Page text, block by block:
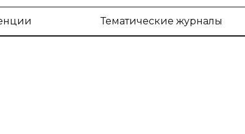
Тематические журналы